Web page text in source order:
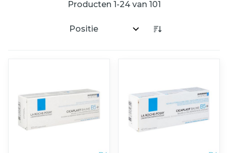
Producten 1 -24van 101
Sorteer op: